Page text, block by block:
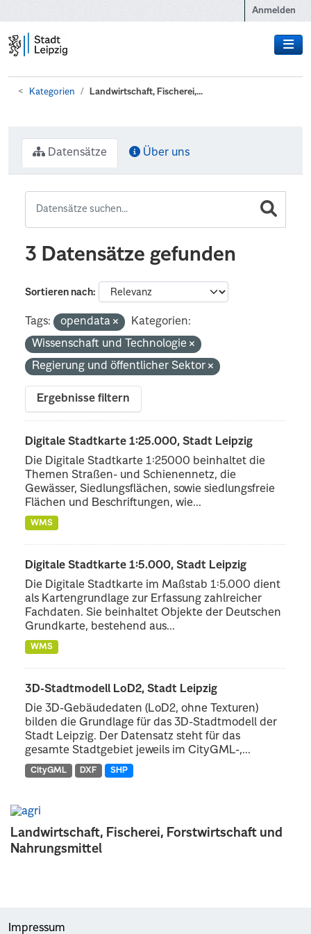
Anmelden
Kategorien Landwirtschaft, Fischerei,...
Landwirtschaft, Fischerei, Forstwirtschaft und
Nahrungsmittel
Datensätze Über uns
3 Datensätze gefunden
Sortieren nach
Tags: opendata
Kategorien:
Wissenschaft und Technologie
Regierung und öffentlicher Sektor
Ergebnisse filtern
Digitale Stadtkarte 1:25.000, Stadt Leipzig
Die Digitale Stadtkarte 1:25000 beinhaltet die
Themen Straßen- und Schienennetz, die
Gewässer, Siedlungsflächen, sowie siedlungsfreie
Flächen und Beschriftungen, wie...
WMS
Digitale Stadtkarte 1:5.000, Stadt Leipzig
Die Digitale Stadtkarte im Maßstab 1:5.000 dient
als Kartengrundlage zur Erfassung zahlreicher
Fachdaten. Sie beinhaltet Objekte der Deutschen
Grundkarte, bestehend aus...
WMS
3D-Stadtmodell LoD2, Stadt Leipzig
Die 3D-Gebäudedaten (LoD2, ohne Texturen)
bilden die Grundlage für das 3D-Stadtmodell der
Stadt Leipzig. Der Datensatz steht für das
gesamte Stadtgebiet jeweils im CityGML-,...
CityGML DXF SHP
Impressum